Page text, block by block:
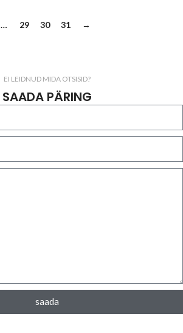
… 29 30 31 →
EI LEIDNUD MIDA OTSISID?
SAADA PÄRING
saada